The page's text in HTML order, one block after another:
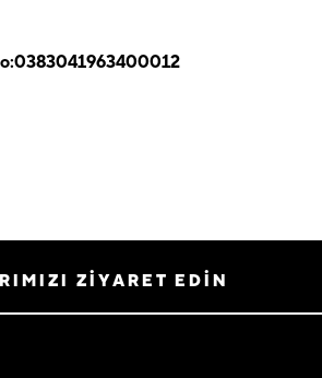
ZİYARET EDİN